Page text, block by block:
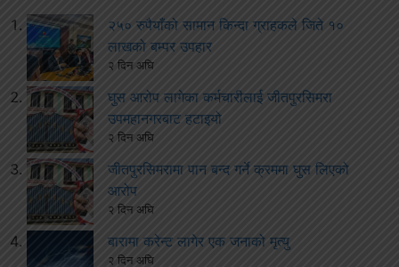
२५० रुपैयाँको सामान किन्दा ग्राहकले जिते १०
लाखको बम्पर उपहार
२ दिन अघि
घुस आरोप लागेका कर्मचारीलाई जीतपुरसिमरा
उपमहानगरबाट हटाइयो
२ दिन अघि
जीतपुरसिमरामा पान बन्द गर्ने क्रममा घुस लिएको
आरोप
२ दिन अघि
बारामा करेन्ट लागेर एक जनाको मृत्यु
२ दिन अघि